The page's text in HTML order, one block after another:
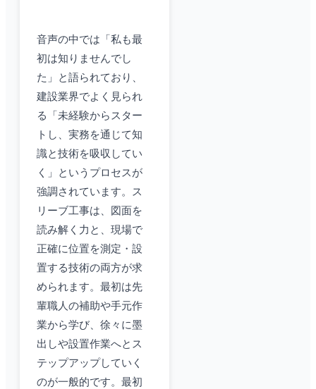
音声の中では「私も最
初は知りませんでし
た」と語られており、
建設業界でよく見られ
る「未経験からスター
トし、実務を通じて知
識と技術を吸収してい
く」というプロセスが
強調されています。ス
リーブ工事は、図面を
読み解く力と、現場で
正確に位置を測定・設
置する技術の両方が求
められます。最初は先
輩職人の補助や手元作
業から学び、徐々に墨
出しや設置作業へとス
テップアップしていく
のが一般的です。最初